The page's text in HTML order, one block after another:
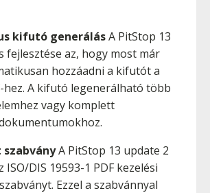
kifutó generálásA PitStop 13
fejlesztése az, hogy most már
hozzáadni a kifutót a
hez. A kifutó legenerálható több
vagy komplett
A PitStop 13 update 2
DIS 19593-1 PDF kezelési
Ezzel a szabvánnyal